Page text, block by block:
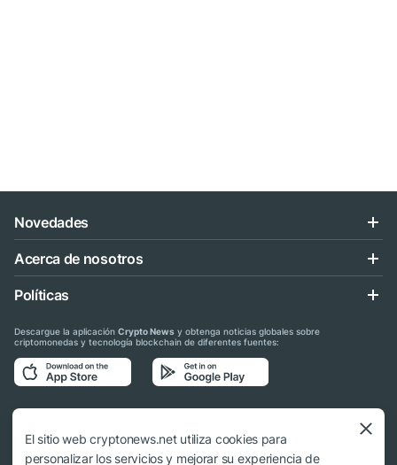
Novedades
Acerca de nosotros
Políticas
Descargue la aplicación Crypto News y obtenga noticias globales sobre
criptomonedas y tecnología blockchain de diferentes fuentes:
Síganos en las redes sociales
El sitio web cryptonews.net utiliza cookies para
personalizar los servicios y mejorar su experiencia de